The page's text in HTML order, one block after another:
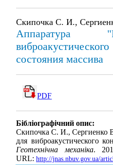
Скипочка С. И.,
состояния массива
PDF
Бібліографічний опис:
Скипочка С. И.,
для виброакустического
Геотехнічна механіка.
URL: http://jnas.nbuv.gov.ua/